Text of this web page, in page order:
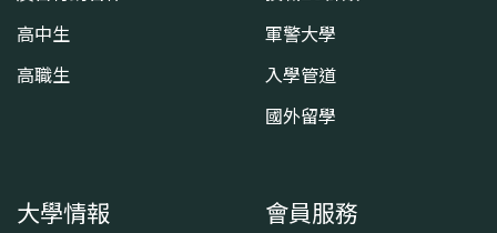
高中生
高職生
軍警大學
入學管道
國外留學
大學情報 會員服務